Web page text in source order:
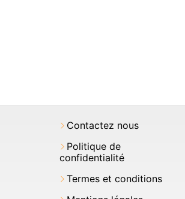
Contactez nous
Politique de
confidentialité
Termes et conditions